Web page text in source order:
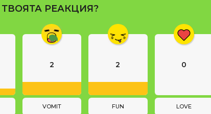
ТВОЯТА РЕАКЦИЯ?
2
VOMIT
2
FUN
0
LOVE